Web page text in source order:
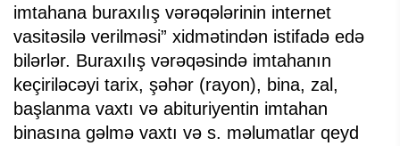
imtahana buraxılış vərəqələrinin internet
vasitəsilə verilməsi” xidmətindən istifadə edə
bilərlər. Buraxılış vərəqəsində imtahanın
keçiriləcəyi tarix, şəhər (rayon), bina, zal,
başlanma vaxtı və abituriyentin imtahan
binasına gəlmə vaxtı və s. məlumatlar qeyd